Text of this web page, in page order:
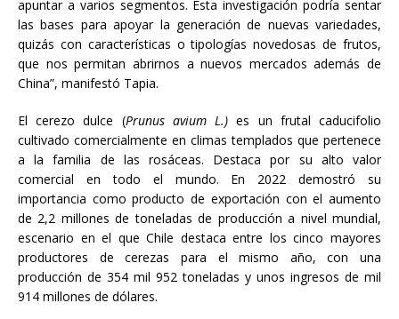
apuntar a varios segmentos. Esta investigación podría sentar
las bases para apoyar la generación de nuevas variedades,
quizás con características o tipologías novedosas de frutos,
que nos permitan abrirnos a nuevos mercados además de
China”, manifestó Tapia.
El cerezo dulce (Prunus avium L.) es un frutal caducifolio
cultivado comercialmente en climas templados que pertenece
a la familia de las rosáceas. Destaca por su alto valor
comercial en todo el mundo. En 2022 demostró su
importancia como producto de exportación con el aumento
de 2,2 millones de toneladas de producción a nivel mundial,
escenario en el que Chile destaca entre los cinco mayores
productores de cerezas para el mismo año, con una
producción de 354 mil 952 toneladas y unos ingresos de mil
914 millones de dólares.